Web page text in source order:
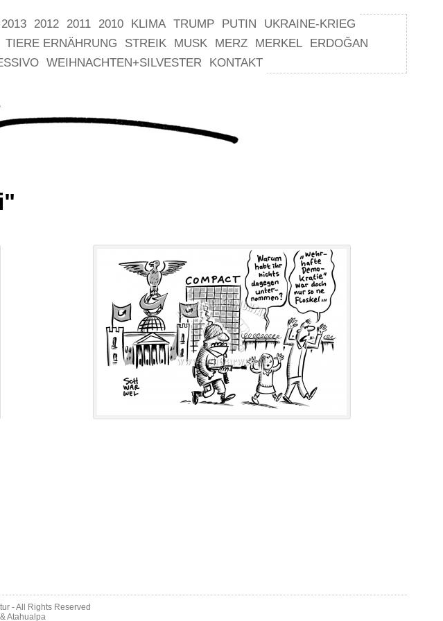
2013 2012 2011 2010 KLIMA TRUMP PUTIN
UKRAINE-KRIEG
TIERE ERNÄHRUNG STREIK MUSK MERZ MERKEL
ERDOĞAN
WEIHNACHTEN+SILVESTER KONTAKT
- All Rights Reserved
Atahualpa